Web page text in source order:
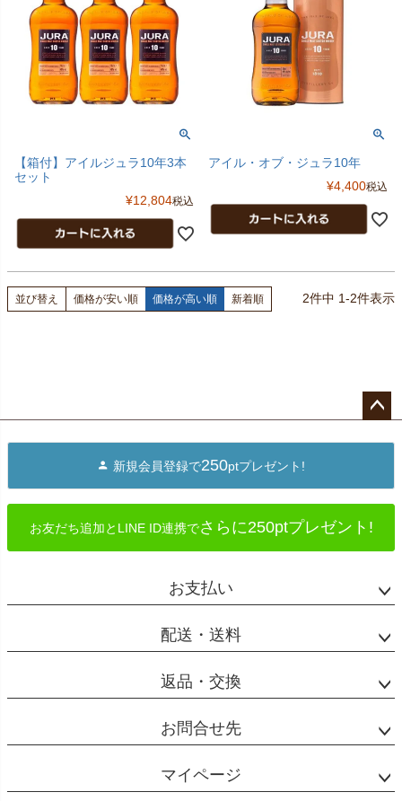
【箱付】アイルジュラ10年3本
セット
¥12,804税込
アイル・オブ・ジュラ10年
¥4,400税込
並び替え 価格が安い順 価格が高い順 新着順 2件中 1-2件表示
へ
新規会員登録で250ptプレゼント!
お友だち追加とLINE ID連携でさらに250ptプレゼント!
お支払い
配送・送料
返品・交換
お問合せ先
マイページ